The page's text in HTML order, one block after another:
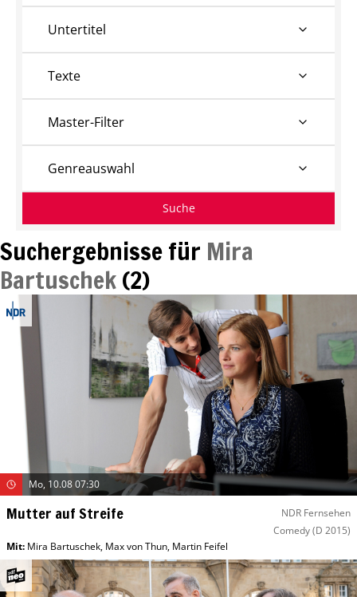
Suchergebnisse für Mira
Bartuschek(2)
Mo, 10.08 07:30
Mutter auf Streife
NDR Fernsehen
Comedy(D 2015)
Mit: Mira Bartuschek, Max von Thun, Martin Feifel
Untertitel
Texte
Master-Filter
Genreauswahl
Suche